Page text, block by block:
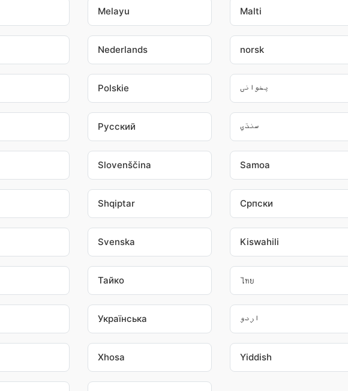
Melayu Malti
Nederlands norsk
Polskie پخوانی
Pусский سنڌي
Slovenščina Samoa
Shqiptar Српски
Svenska Kiswahili
Тайко ไทย
Українська اردو
Xhosa Yiddish